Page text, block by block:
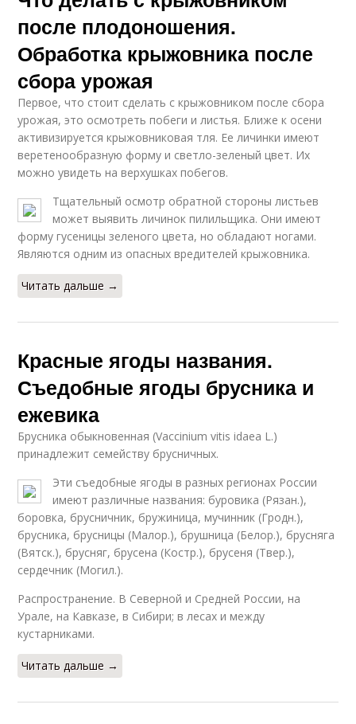
после плодоношения.
Обработка крыжовника после
сбора урожая
Первое, что стоит сделать с крыжовником после сбора
урожая, это осмотреть побеги и листья. Ближе к осени
активизируется крыжовниковая тля. Ее личинки имеют
веретенообразную форму и светло-зеленый цвет. Их
можно увидеть на верхушках побегов.
Тщательный осмотр обратной стороны листьев
может выявить личинок пилильщика. Они имеют
форму гусеницы зеленого цвета, но обладают ногами.
Являются одним из опасных вредителей крыжовника.
Читать дальше →
Красные ягоды названия.
Съедобные ягоды брусника и
ежевика
Брусника обыкновенная (Vaccinium vitis idaea L.)
принадлежит семейству брусничных.
Эти съедобные ягоды в разных регионах России
имеют различные названия: буровика (Рязан.),
боровка, брусничник, бружиница, мучинник (Гродн.),
брусника, брусницы (Малор.), брушница (Белор.), брусняга
(Вятск.), брусняг, брусена (Костр.), брусеня (Твер.),
сердечник (Могил.).
Распространение. В Северной и Средней России, на
Урале, на Кавказе, в Сибири; в лесах и между
кустарниками.
Читать дальше →